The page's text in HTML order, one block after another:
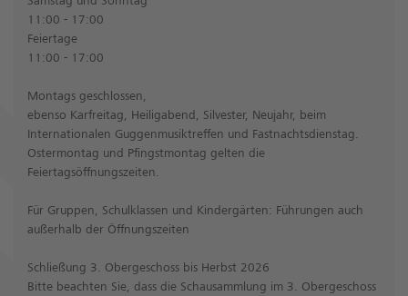
11:00 - 17:00
Feiertage
11:00 - 17:00
Montags geschlossen,
ebenso Karfreitag, Heiligabend, Silvester, Neujahr, beim
Internationalen Guggenmusiktreffen und Fastnachtsdienstag.
Ostermontag und Pfingstmontag gelten die
Feiertagsöffnungszeiten.
Für Gruppen, Schulklassen und Kindergärten: Führungen auch
außerhalb der Öffnungszeiten
Schließung 3. Obergeschoss bis Herbst 2026
Bitte beachten Sie, dass die Schausammlung im 3. Obergeschoss